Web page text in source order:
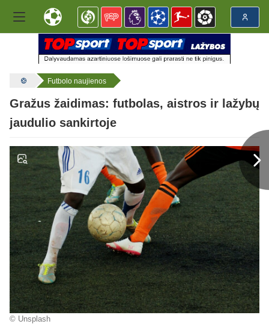
Futbolo naujienos
Gražus žaidimas: futbolas, aistros ir lažybų
jaudulio sankirtoje
© Unsplash